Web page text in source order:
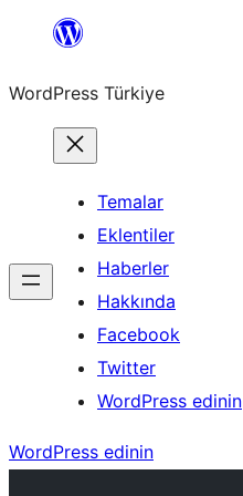
İçeriğe
WordPress Türkiye
Temalar
Eklentiler
Haberler
Hakkında
Facebook
Twitter
WordPress edinin
WordPress edinin